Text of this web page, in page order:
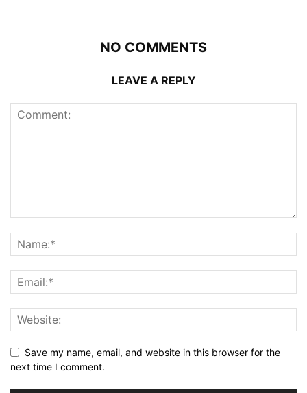
NO COMMENTS
LEAVE A REPLY
Save my name, email, and website in this browser for the
next time I comment.